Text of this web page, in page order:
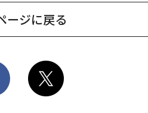
ージに戻る